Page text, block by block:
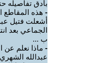
بأدق تفاصيله
- هذه المقاطع
أشعلت فتيل
الجماعي بعد
ب ...
- ماذا نعلم عن
عبدالله